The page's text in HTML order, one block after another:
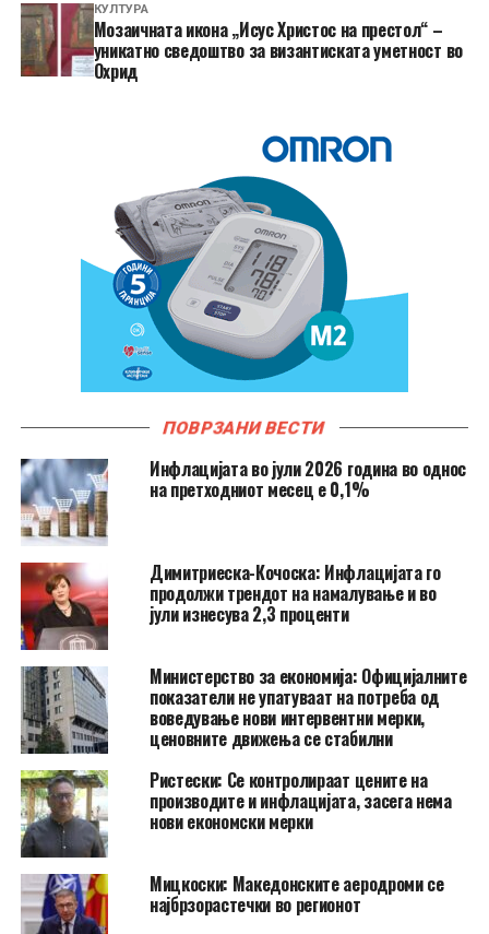
КУЛТУРА
Мозаичната икона „Исус Христос на престол“ –
уникатно сведоштво за византиската уметност во
Охрид
ПОВРЗАНИ ВЕСТИ
Инфлацијата во јули 2026 година во однос
на претходниот месец е 0,1%
Димитриеска-Кочоска: Инфлацијата го
продолжи трендот на намалување и во
јули изнесува 2,3 проценти
Министерство за економија: Официјалните
показатели не упатуваат на потреба од
воведување нови интервентни мерки,
ценовните движења се стабилни
Ристески: Се контролираат цените на
производите и инфлацијата, засега нема
нови економски мерки
Мицкоски: Македонските аеродроми се
најбрзорастечки во регионот